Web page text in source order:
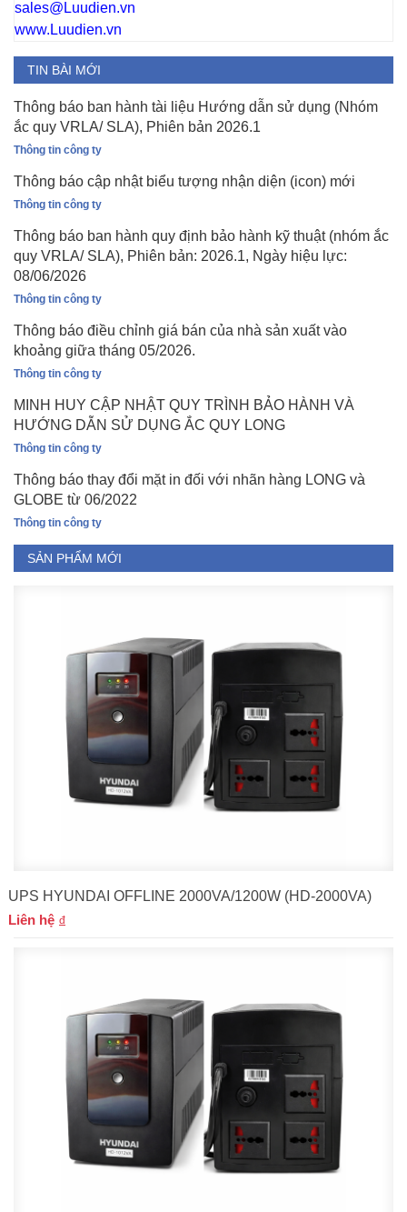
sales@Luudien.vn
www.Luudien.vn
TIN BÀI MỚI
Thông báo ban hành tài liệu Hướng dẫn sử dụng (Nhóm
ắc quy VRLA/ SLA), Phiên bản 2026.1
Thông tin công ty
Thông báo cập nhật biểu tượng nhận diện (icon) mới
Thông tin công ty
Thông báo ban hành quy định bảo hành kỹ thuật (nhóm ắc
quy VRLA/ SLA), Phiên bản: 2026.1, Ngày hiệu lực:
08/06/2026
Thông tin công ty
Thông báo điều chỉnh giá bán của nhà sản xuất vào
khoảng giữa tháng 05/2026.
Thông tin công ty
MINH HUY CẬP NHẬT QUY TRÌNH BẢO HÀNH VÀ
HƯỚNG DẪN SỬ DỤNG ẮC QUY LONG
Thông tin công ty
Thông báo thay đổi mặt in đối với nhãn hàng LONG và
GLOBE từ 06/2022
Thông tin công ty
SẢN PHẨM MỚI
UPS HYUNDAI OFFLINE 2000VA/1200W (HD-2000VA)
Liên hệ